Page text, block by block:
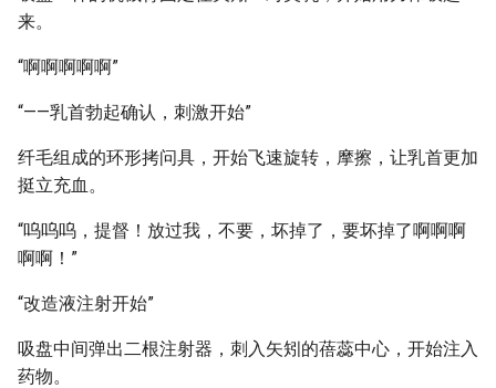
来。
“啊啊啊啊啊”
“——乳首勃起确认，刺激开始”
纤毛组成的环形拷问具，开始飞速旋转，摩擦，让乳首更加
挺立充血。
“呜呜呜，提督！放过我，不要，坏掉了，要坏掉了啊啊啊
啊啊！”
“改造液注射开始”
吸盘中间弹出二根注射器，刺入矢矧的蓓蕊中心，开始注入
药物。